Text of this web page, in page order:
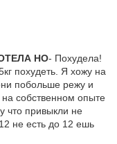
НО- Похудела!
похудеть. Я хожу на
побольше режу и
собственном опыте
что привыкли не
не есть до 12 ешь